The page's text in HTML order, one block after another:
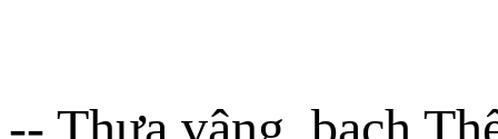
-- Thưa vâng, bạch